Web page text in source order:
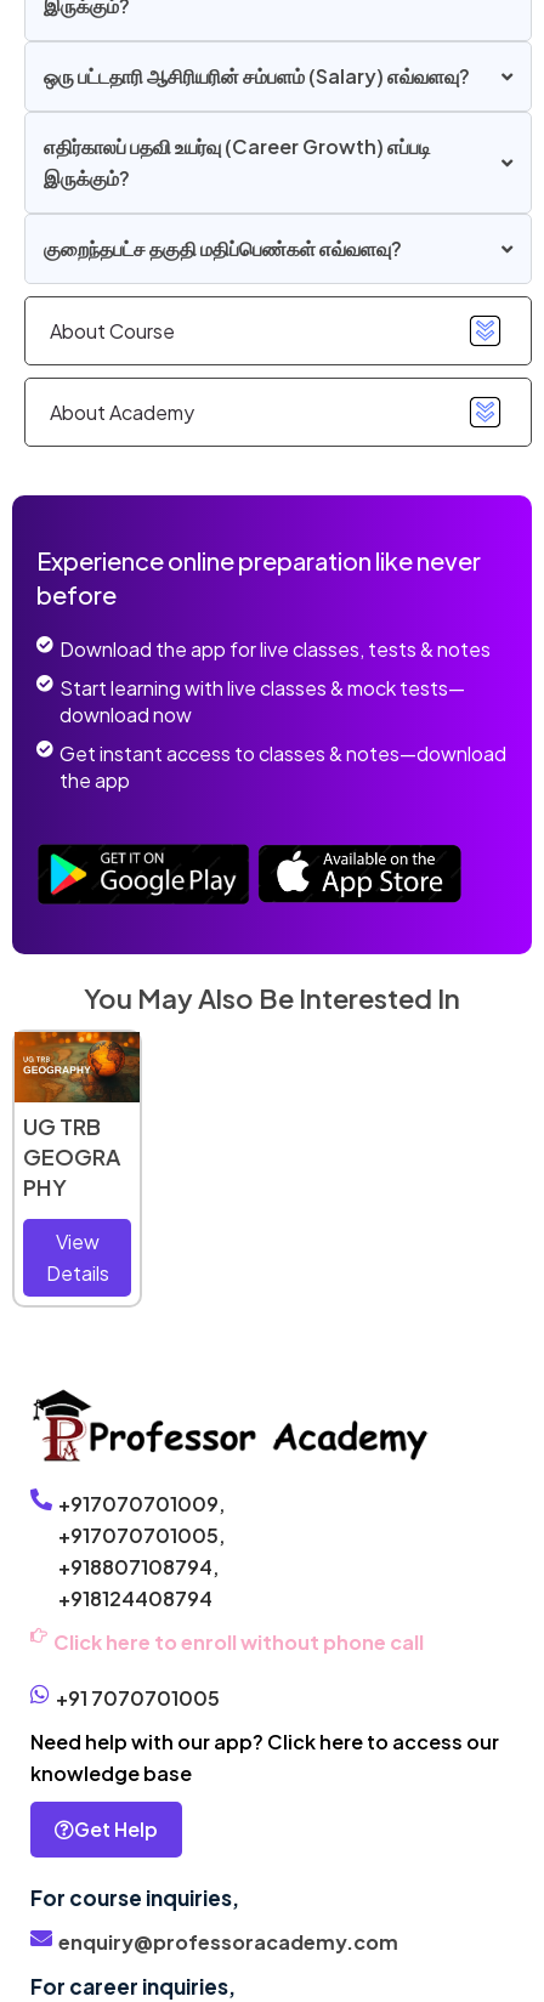
About Course
About Academy
இருக்கும்?
ஒரு பட்டதாரி ஆசிரியரின் சம்பளம் (Salary) எவ்வளவு?
எதிர்காலப் பதவி உயர்வு (Career Growth) எப்படி
இருக்கும்?
குறைந்தபட்ச தகுதி மதிப்பெண்கள் எவ்வளவு?
Experience online preparation like never
before
Download the app for live classes, tests & notes
Start learning with live classes & mock tests—
download now
Get instant access to classes & notes—download
the app
You May Also Be Interested In
UG TRB
GEOGRA
PHY
View
Details
+917070701009,
+917070701005,
+918807108794,
+918124408794
Click here to enroll without phone call
+91 7070701005
Need help with our app? Click here to access our
knowledge base
Get Help
For course inquiries,
enquiry@professoracademy.com
For career inquiries,